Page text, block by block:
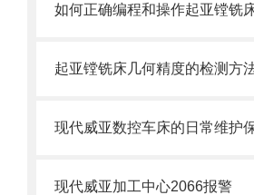
起亚镗铣床几何精度的检测方
现代威亚数控车床的日常维护
现代威亚加工中心2066报警